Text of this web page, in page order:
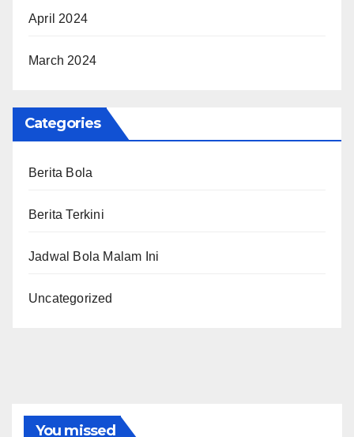
April 2024
March 2024
Categories
Berita Bola
Berita Terkini
Jadwal Bola Malam Ini
Uncategorized
You missed